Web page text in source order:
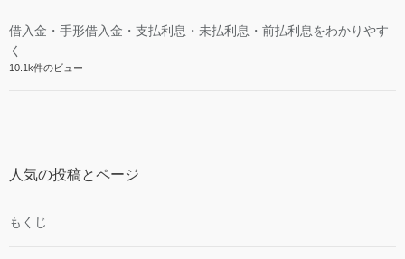
借入金・手形借入金・支払利息・未払利息・前払利息をわかりやす
く
10.1k件のビュー
人気の投稿とページ
もくじ